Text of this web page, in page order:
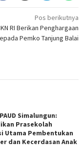
Pos berikutnya
RI Berikan Penghargaan
Pemko Tanjung Balai
Simalungun:
Prasekolah
Utama Pembentukan
dan Kecerdasan Anak